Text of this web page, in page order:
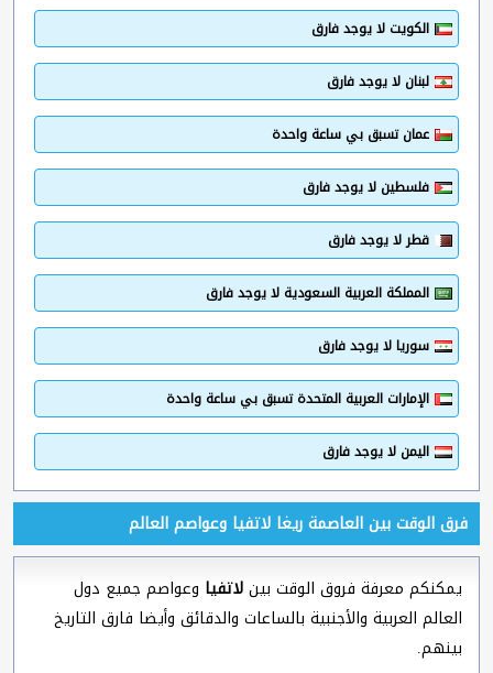
الكويت لا يوجد فارق
لبنان لا يوجد فارق
عمان تسبق بي ساعة واحدة
فلسطين لا يوجد فارق
قطر لا يوجد فارق
المملكة العربية السعودية لا يوجد فارق
سوريا لا يوجد فارق
الإمارات العربية المتحدة تسبق بي ساعة واحدة
اليمن لا يوجد فارق
فرق الوقت بين العاصمة ريغا لاتفيا وعواصم العالم
يمكنكم معرفة فروق الوقت بينلاتفيا وعواصم جميع دول
العالم العربية والأجنبية بالساعات والدقائق وأيضا فارق التاريخ
بينهم.